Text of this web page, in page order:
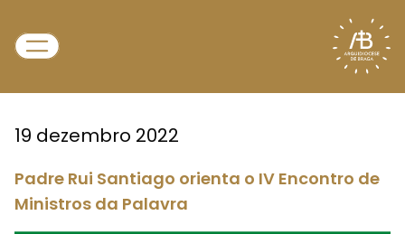
19 dezembro 2022
Padre Rui Santiago orienta o IV Encontro de
Ministros da Palavra